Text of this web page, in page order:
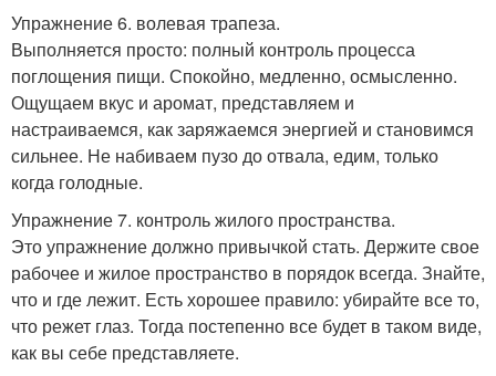
Упражнение 6. волевая трапеза.
Выполняется просто: полный контроль процесса
поглощения пищи. Спокойно, медленно, осмысленно.
Ощущаем вкус и аромат, представляем и
настраиваемся, как заряжаемся энергией и становимся
сильнее. Не набиваем пузо до отвала, едим, только
когда голодные.
Упражнение 7. контроль жилого пространства.
Это упражнение должно привычкой стать. Держите свое
рабочее и жилое пространство в порядок всегда. Знайте,
что и где лежит. Есть хорошее правило: убирайте все то,
что режет глаз. Тогда постепенно все будет в таком виде,
как вы себе представляете.